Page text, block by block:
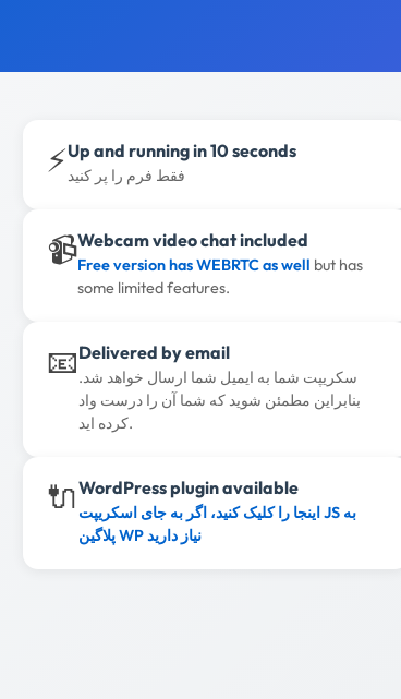
⚡Up and running in 10 seconds
فقط فرم را پر کنید
📹Webcam video chat included
Free version has WEBRTC as well but has
some limited features.
📧Delivered by email
سکریپت شما به ایمیل شما ارسال خواهد شد.
بنابراین مطمئن شوید که شما آن را درست واد
کرده اید.
🔌WordPress plugin available
اینجا را کلیک کنید، اگر به جای اسکریپت JS به
پلاگین WP نیاز دارید